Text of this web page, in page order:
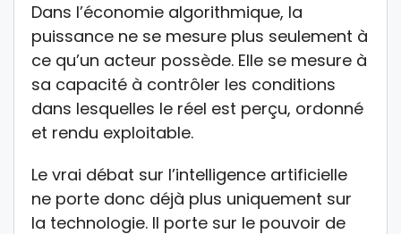
Dans l’économie algorithmique, la
puissance ne se mesure plus seulement à
ce qu’un acteur possède. Elle se mesure à
sa capacité à contrôler les conditions
dans lesquelles le réel est perçu, ordonné
et rendu exploitable.
Le vrai débat sur l’intelligence artificielle
ne porte donc déjà plus uniquement sur
la technologie. Il porte sur le pouvoir de